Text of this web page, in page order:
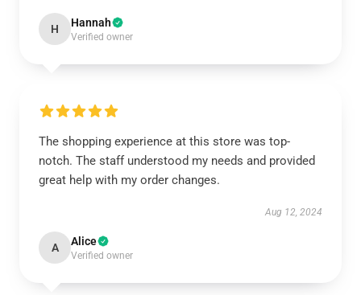
H Hannah
Verified owner
The shopping experience at this store was top-
notch. The staff understood my needs and provided
great help with my order changes.
Aug 12, 2024
A Alice
Verified owner